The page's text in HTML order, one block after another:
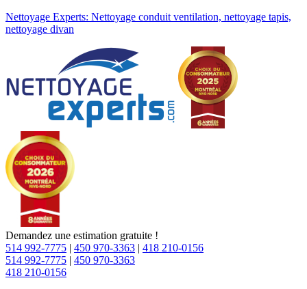
Nettoyage Experts: Nettoyage conduit ventilation, nettoyage tapis,
nettoyage divan
Demandez une estimation gratuite !
514 992-7775 | 450 970-3363 | 418 210-0156
514 992-7775 | 450 970-3363
418 210-0156